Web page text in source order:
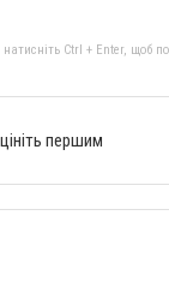
Ctrl + Enter, щоб
першим